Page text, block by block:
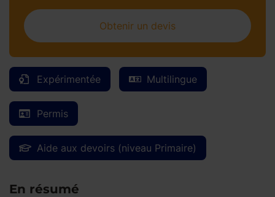
Expérimentée Multilingue
Permis
Aide aux devoirs (niveau Primaire)
En résumé
Obtenir un devis